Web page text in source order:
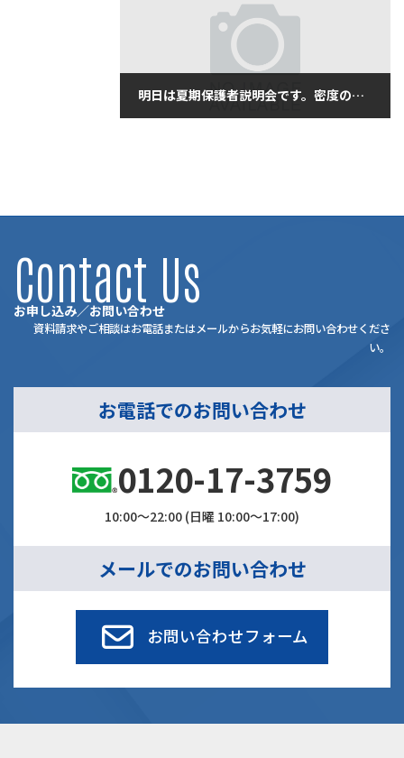
明日は夏期保護者説明会です。密度の濃い内容になっています。（６月１７日土曜日）
お申し込み／お問い合わせ
Contact Us
資料請求やご相談はお電話またはメールからお気軽にお問い合わせくださ
い。
お電話でのお問い合わせ
0120-17-3759
10:00～22:00 (日曜 10:00～17:00)
メールでのお問い合わせ
お問い合わせフォーム